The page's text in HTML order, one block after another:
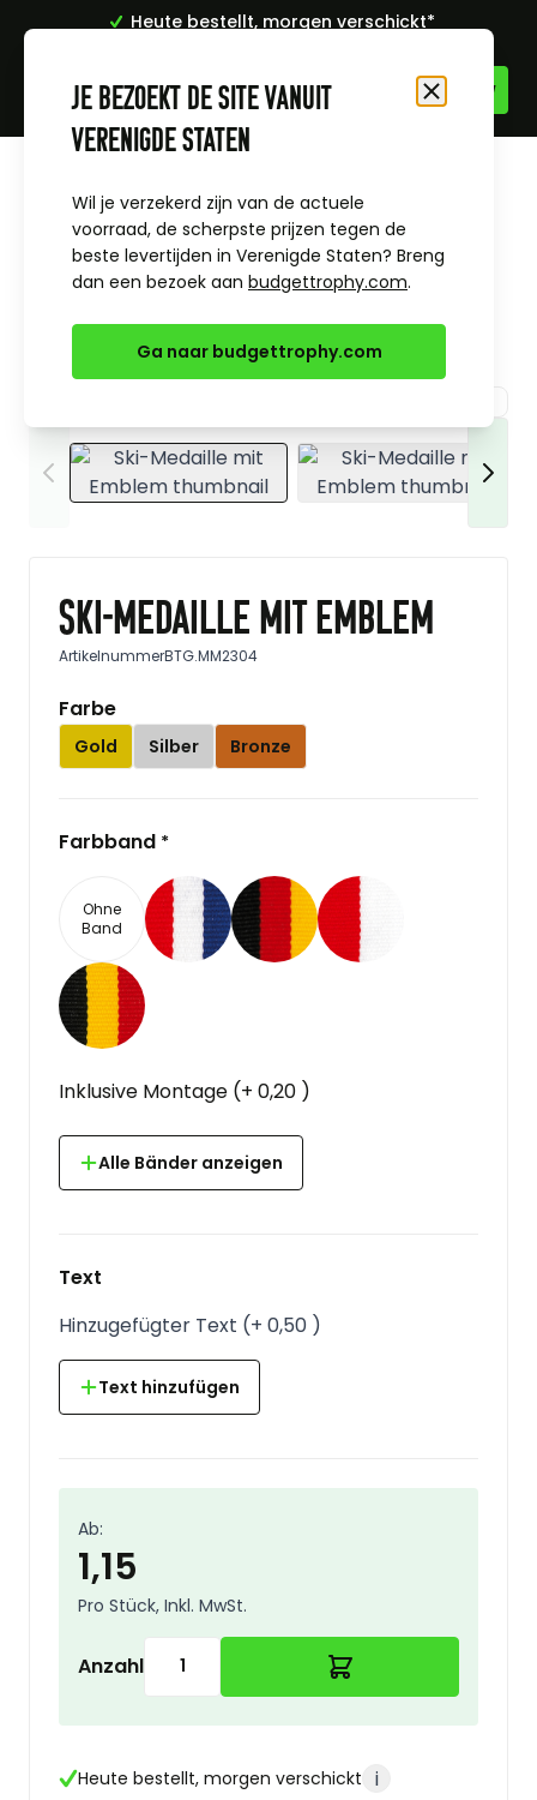
Heute bestellt, morgen verschickt*
Bester Preis und Treuerabatt
Ski-Medaille mit Emblem
View larger image View larger
Ski-Medaille mit Emblem
ArtikelnummerBTG.MM2304
Farbe
Gold Silber Bronze
Farbband *
Ohne
Band
Inklusive Montage (+ 0,20 )
Alle Bänder anzeigen
Text
Hinzugefügter Text (+ 0,50 )
Text hinzufügen
Ab:
1,15
Pro Stück, Inkl. MwSt.
Anzahl
Heute bestellt, morgen verschickt i
Je bezoekt de site vanuit
Verenigde Staten
Schließen
Wil je verzekerd zijn van de actuele
voorraad, de scherpste prijzen tegen de
beste levertijden in Verenigde Staten? Breng
dan een bezoek aan budgettrophy.com.
Ga naar budgettrophy.com